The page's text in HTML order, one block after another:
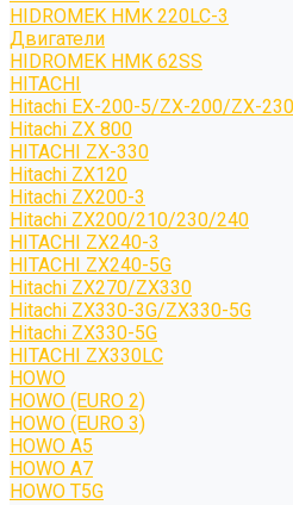
HIDROMEK HMK 220LC-3
Двигатели
HIDROMEK HMK 62SS
HITACHI
Hitachi EX-200-5/ZX-200/ZX-
Hitachi ZX 800
HITACHI ZX-330
Hitachi ZX120
Hitachi ZX200-3
Hitachi ZX200/210/230/240
HITACHI ZX240-3
HITACHI ZX240-5G
Hitachi ZX270/ZX330
Hitachi ZX330-3G/ZX330-5G
Hitachi ZX330-5G
HITACHI ZX330LC
HOWO
HOWO (EURO 2)
HOWO (EURO 3)
HOWO A5
HOWO A7
HOWO T5G